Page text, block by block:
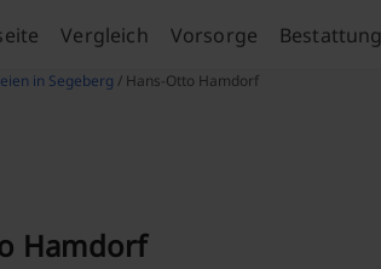
Vergleich Vorsorge Bestattung
in Segeberg / Hans-Otto Hamdorf
Hamdorf